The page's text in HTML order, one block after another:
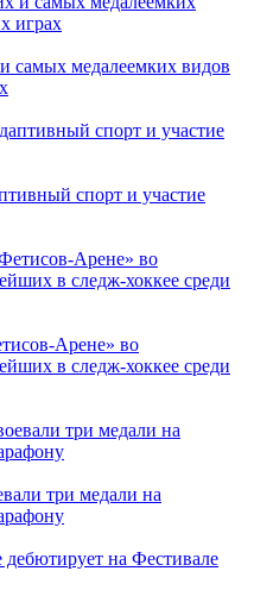
самых медалеемких видов
спорт и участие
Арене» во
в следж-хоккее среди
три медали на